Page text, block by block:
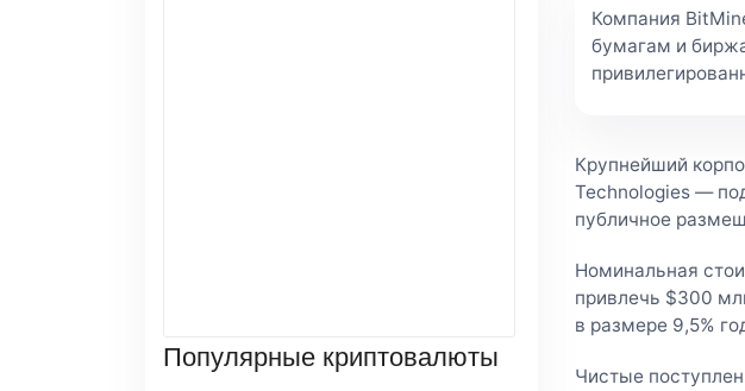
Популярные криптовалюты
Компания
бумагам и
Крупнейший
Technologies —
публичное
Номинальная
привлечь $300
в размере 9,5%
Чистые